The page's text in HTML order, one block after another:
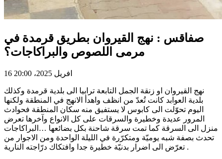
صفاقس : نهج القيروان بطريق قرمدة في
مرمى اللصوص والبراكاجات؟
16 افريل 2025، 20:00
نهج القيروان او زنقة الجمل التابعة ترابيا الى بلدية قرمدة وكذلك
بلدية العوابد كانت تُعدّ من انظف واهدأ الانهج في المنطقة ولكنها
اليوم تحوّلت الى كابوس لا يستفيق منه سكان المنطقة فحوادث
المرور عديدة وخطيرة والسرقات على كل الانواع وآخرها تعرض
منزل الى السرقة كما تمت سرقة شاحنة بكل بضائعها …البراكاجات
تحدث بصفة شبه يوميّة ومتكرّرة في الليلة الواحدة ومن الاجوار من
تعرّض الى اضرار بدنيّة خطيرة جدا وافتكاك درّاجته النارية .